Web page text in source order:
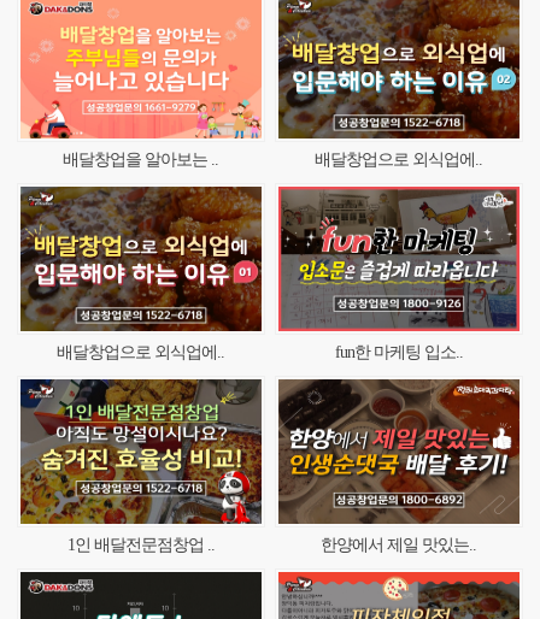
배달창업을 알아보는 .. 배달창업으로 외식업에..
배달창업으로 외식업에.. fun한 마케팅 입소..
1인 배달전문점창업 .. 한양에서 제일 맛있는..